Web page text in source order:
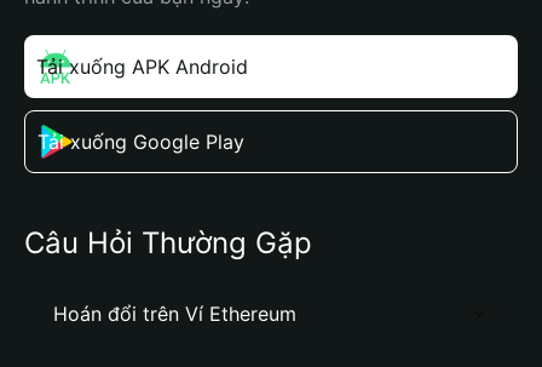
Tải xuống APK Android
Tải xuống Google Play
Câu Hỏi Thường Gặp
Hoán đổi trên Ví Ethereum